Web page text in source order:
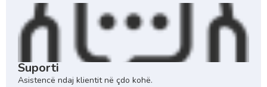
Suporti
Asistencë ndaj klientit në çdo kohë.